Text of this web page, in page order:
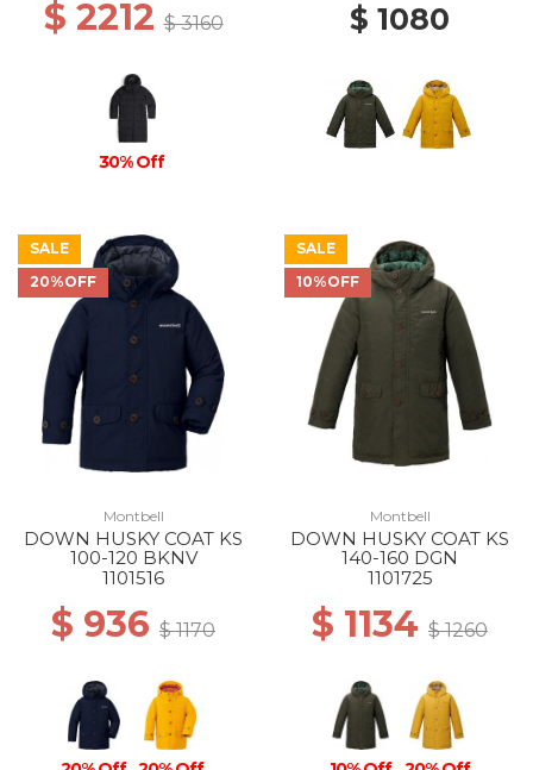
$ 2212$ 3160
30% Off
$ 1080
SALE
20%OFF
Montbell
DOWN HUSKY COAT KS
100-120 BKNV
1101516
$ 936 $ 1170
SALE
10%OFF
Montbell
DOWN HUSKY COAT KS
140-160 DGN
1101725
$ 1134 $ 1260